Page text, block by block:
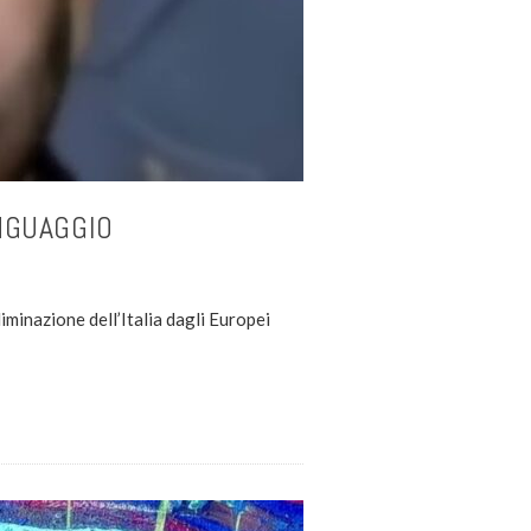
dell’Italia dagli Europei